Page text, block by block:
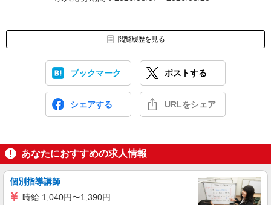
閲覧履歴を見る
ブックマーク ポストする
シェアする URLをシェア
あなたにおすすめの求人情報
個別指導講師
時給 1,040円〜1,390円